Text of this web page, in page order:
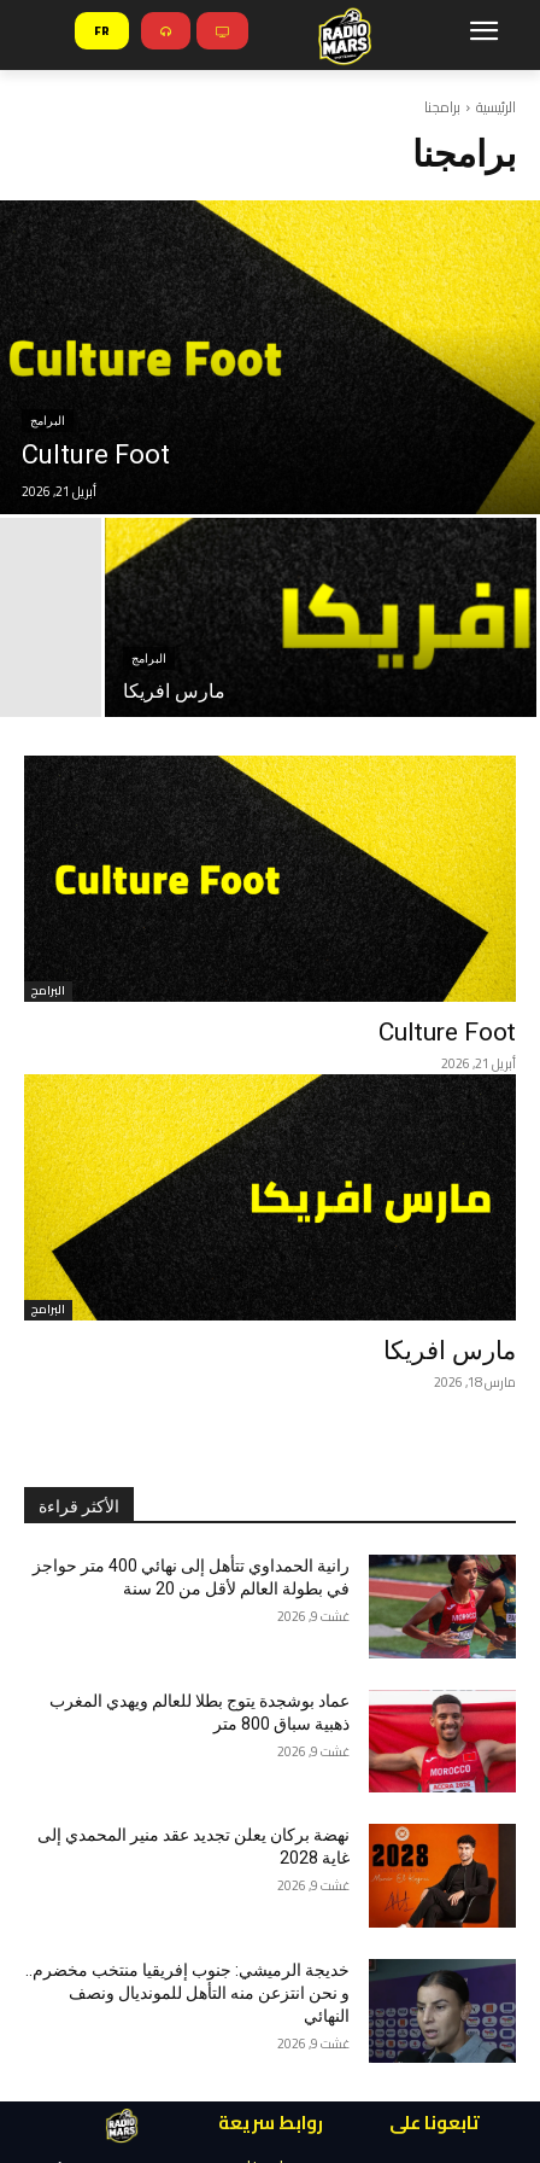
FR
الرئيسية برامجنا
برامجنا
البرامج
Culture Foot
أبريل 21, 2026
البرامج
مارس افريكا
البرامج
Culture Foot
أبريل 21, 2026
البرامج
مارس افريكا
مارس 18, 2026
الأكثر قراءة
رانية الحمداوي تتأهل إلى نهائي 400 متر حواجز
في بطولة العالم لأقل من 20 سنة
غشت 9, 2026
عماد بوشجدة يتوج بطلا للعالم ويهدي المغرب
ذهبية سباق 800 متر
غشت 9, 2026
نهضة بركان يعلن تجديد عقد منير المحمدي إلى
غاية 2028
غشت 9, 2026
خديجة الرميشي: جنوب إفريقيا منتخب مخضرم..
و نحن انتزعن منه التأهل للمونديال ونصف
النهائي
غشت 9, 2026
تابعونا على
روابط سريعة